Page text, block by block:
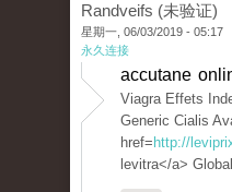
Randveifs (未验证)
星期一, 06/03/2019 - 05:17
永久连接
accutane
Viagra Effets
Generic Cialis
href= http://
levitra</a>